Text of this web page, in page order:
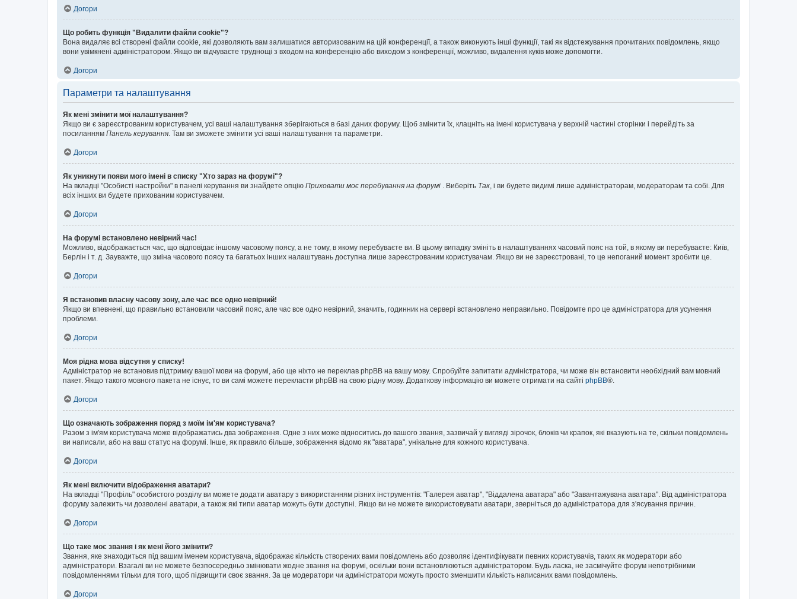
Догори
Що робить функція "Видалити файли cookie"?
Вона видаляє всі створені файли cookie, які дозволяють вам залишатися авторизованим на цій конференції, а також виконують інші функції, такі як відстежування прочитаних повідомлень, якщо
вони увімкнені адміністратором. Якщо ви відчуваєте труднощі з входом на конференцію або виходом з конференції, можливо, видалення куків може допомогти.
Догори
Параметри та налаштування
Як мені змінити мої налаштування?
Якщо ви є зареєстрованим користувачем, усі ваші налаштування зберігаються в базі даних форуму. Щоб змінити їх, клацніть на імені користувача у верхній частині сторінки і перейдіть за
посиланням Панель керування . Там ви зможете змінити усі ваші налаштування та параметри.
Догори
Як уникнути появи мого імені в списку "Хто зараз на форумі"?
На вкладці "Особисті настройки" в панелі керування ви знайдете опцію Приховати моє перебування на форумі . Виберіть Так , і ви будете видимі лише адміністраторам, модераторам та собі. Для
всіх інших ви будете прихованим користувачем.
Догори
На форумі встановлено невірний час!
Можливо, відображається час, що відповідає іншому часовому поясу, а не тому, в якому перебуваєте ви. В цьому випадку змініть в налаштуваннях часовий пояс на той, в якому ви перебуваєте: Київ,
Берлін і т. д. Зауважте, що зміна часового поясу та багатьох інших налаштувань доступна лише зареєстрованим користувачам. Якщо ви не зареєстровані, то це непоганий момент зробити це.
Догори
Я встановив власну часову зону, але час все одно невірний!
Якщо ви впевнені, що правильно встановили часовий пояс, але час все одно невірний, значить, годинник на сервері встановлено неправильно. Повідомте про це адміністратора для усунення
проблеми.
Догори
Моя рідна мова відсутня у списку!
Адміністратор не встановив підтримку вашої мови на форумі, або ще ніхто не переклав phpBB на вашу мову. Спробуйте запитати адміністратора, чи може він встановити необхідний вам мовний
пакет. Якщо такого мовного пакета не існує, то ви самі можете перекласти phpBB на свою рідну мову. Додаткову інформацію ви можете отримати на сайті phpBB®.
Догори
Що означають зображення поряд з моїм ім'ям користувача?
Разом з ім'ям користувача може відображатись два зображення. Одне з них може відноситись до вашого звання, зазвичай у вигляді зірочок, блоків чи крапок, які вказують на те, скільки повідомлень
ви написали, або на ваш статус на форумі. Інше, як правило більше, зображення відомо як "аватара", унікальне для кожного користувача.
Догори
Як мені включити відображення аватари?
На вкладці "Профіль" особистого розділу ви можете додати аватару з використанням різних інструментів: "Галерея аватар", "Віддалена аватара" або "Завантажувана аватара". Від адміністратора
форуму залежить чи дозволені аватари, а також які типи аватар можуть бути доступні. Якщо ви не можете використовувати аватари, зверніться до адміністратора для з'ясування причин.
Догори
Що таке моє звання і як мені його змінити?
Звання, яке знаходиться під вашим іменем користувача, відображає кількість створених вами повідомлень або дозволяє ідентифікувати певних користувачів, таких як модератори або
адміністратори. Взагалі ви не можете безпосередньо змінювати жодне звання на форумі, оскільки вони встановлюються адміністратором. Будь ласка, не засмічуйте форум непотрібними
повідомленнями тільки для того, щоб підвищити своє звання. За це модератори чи адміністратори можуть просто зменшити кількість написаних вами повідомлень.
Догори